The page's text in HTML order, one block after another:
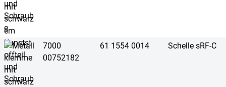
7000
00752182
61 1554 0014 Schelle sRF-C